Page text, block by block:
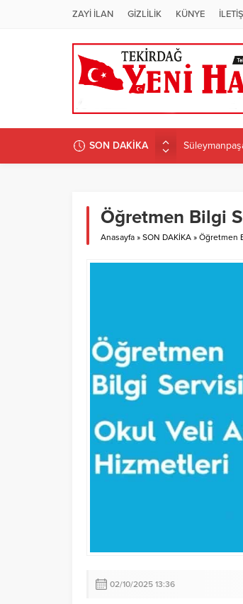
ZAYİ İLAN GİZLİLİK KÜNYE
SON DAKİKA
CANDAN
Öğretmen Bilgi
Anasayfa » SON DAKİKA » Öğretmen
02/10/2025 13:36